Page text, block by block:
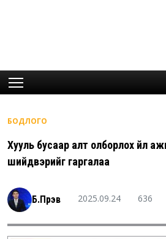
БОДЛОГО
Хууль бусаар алт олборлох үйл
шийдвэрийг гаргалаа
Б.Пүрэв 2025.09.24 636